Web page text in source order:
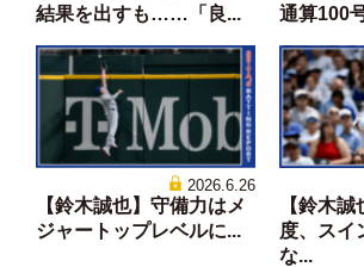
結果を出すも……「良...
通算100
2026.6.26
【鈴木誠也】守備力はメ
ジャートップレベルに...
【鈴木
度、スイ
な...